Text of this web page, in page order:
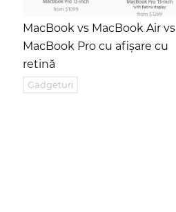
MacBook vs MacBook Air vs
MacBook Pro cu afișare cu
retină
Gadgeturi